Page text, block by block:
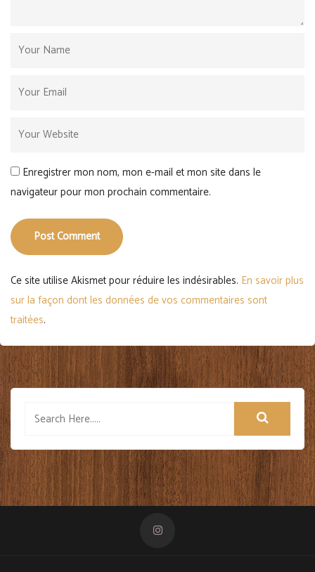
Enregistrer mon nom, mon e-mail et mon site dans le
navigateur pour mon prochain commentaire.
Post Comment
Ce site utilise Akismet pour réduire les indésirables. En savoir plus
sur la façon dont les données de vos commentaires sont
traitées.